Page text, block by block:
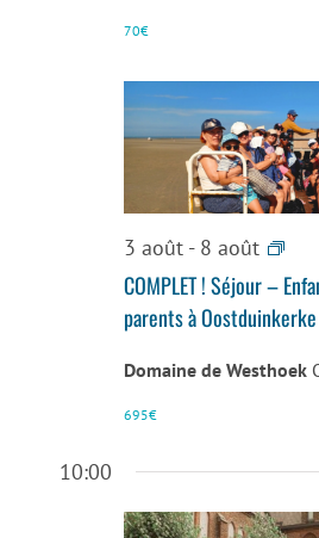
70€
3 août- 8 août
–
COMPLET ! Séjour –
parents à Oostduinkerke
Domaine de Westhoek
695€
10:00